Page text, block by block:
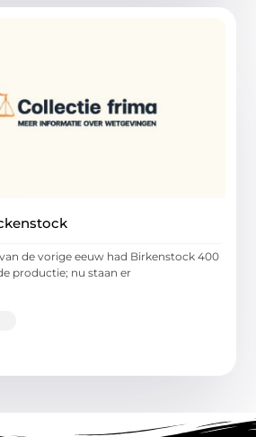
de vorige eeuw had Birkenstock 400
productie; nu staan er